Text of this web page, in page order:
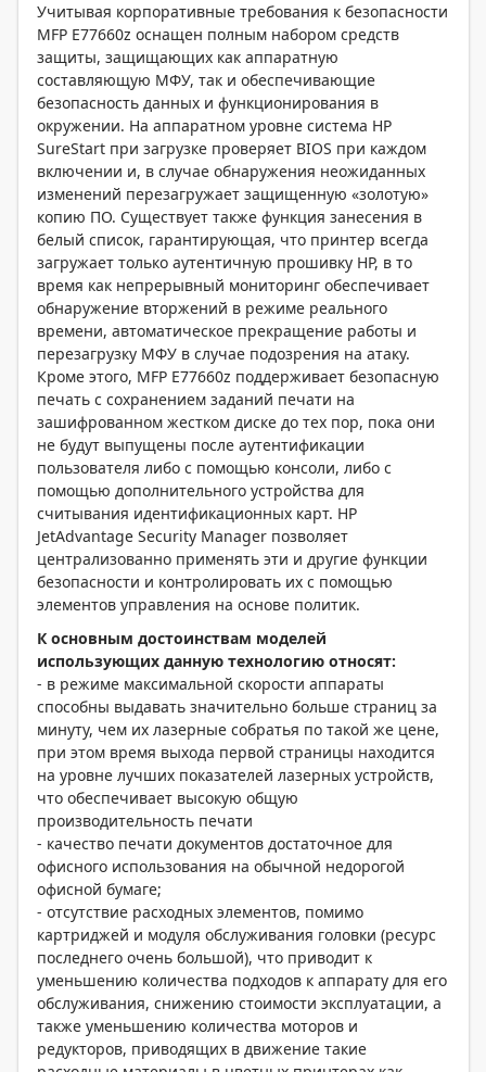
Учитывая корпоративные требования к безопасности
MFP E77660z оснащен полным набором средств
защиты, защищающих как аппаратную
составляющую МФУ, так и обеспечивающие
безопасность данных и функционирования в
окружении. На аппаратном уровне система HP
SureStart при загрузке проверяет BIOS при каждом
включении и, в случае обнаружения неожиданных
изменений перезагружает защищенную «золотую»
копию ПО. Существует также функция занесения в
белый список, гарантирующая, что принтер всегда
загружает только аутентичную прошивку HP, в то
время как непрерывный мониторинг обеспечивает
обнаружение вторжений в режиме реального
времени, автоматическое прекращение работы и
перезагрузку МФУ в случае подозрения на атаку.
Кроме этого, MFP E77660z поддерживает безопасную
печать с сохранением заданий печати на
зашифрованном жестком диске до тех пор, пока они
не будут выпущены после аутентификации
пользователя либо с помощью консоли, либо с
помощью дополнительного устройства для
считывания идентификационных карт. HP
JetAdvantage Security Manager позволяет
централизованно применять эти и другие функции
безопасности и контролировать их с помощью
элементов управления на основе политик.
К основным достоинствам моделей
использующих данную технологию относят:
- в режиме максимальной скорости аппараты
способны выдавать значительно больше страниц за
минуту, чем их лазерные собратья по такой же цене,
при этом время выхода первой страницы находится
на уровне лучших показателей лазерных устройств,
что обеспечивает высокую общую
производительность печати
- качество печати документов достаточное для
офисного использования на обычной недорогой
офисной бумаге;
- отсутствие расходных элементов, помимо
картриджей и модуля обслуживания головки (ресурс
последнего очень большой), что приводит к
уменьшению количества подходов к аппарату для его
обслуживания, снижению стоимости эксплуатации, а
также уменьшению количества моторов и
редукторов, приводящих в движение такие